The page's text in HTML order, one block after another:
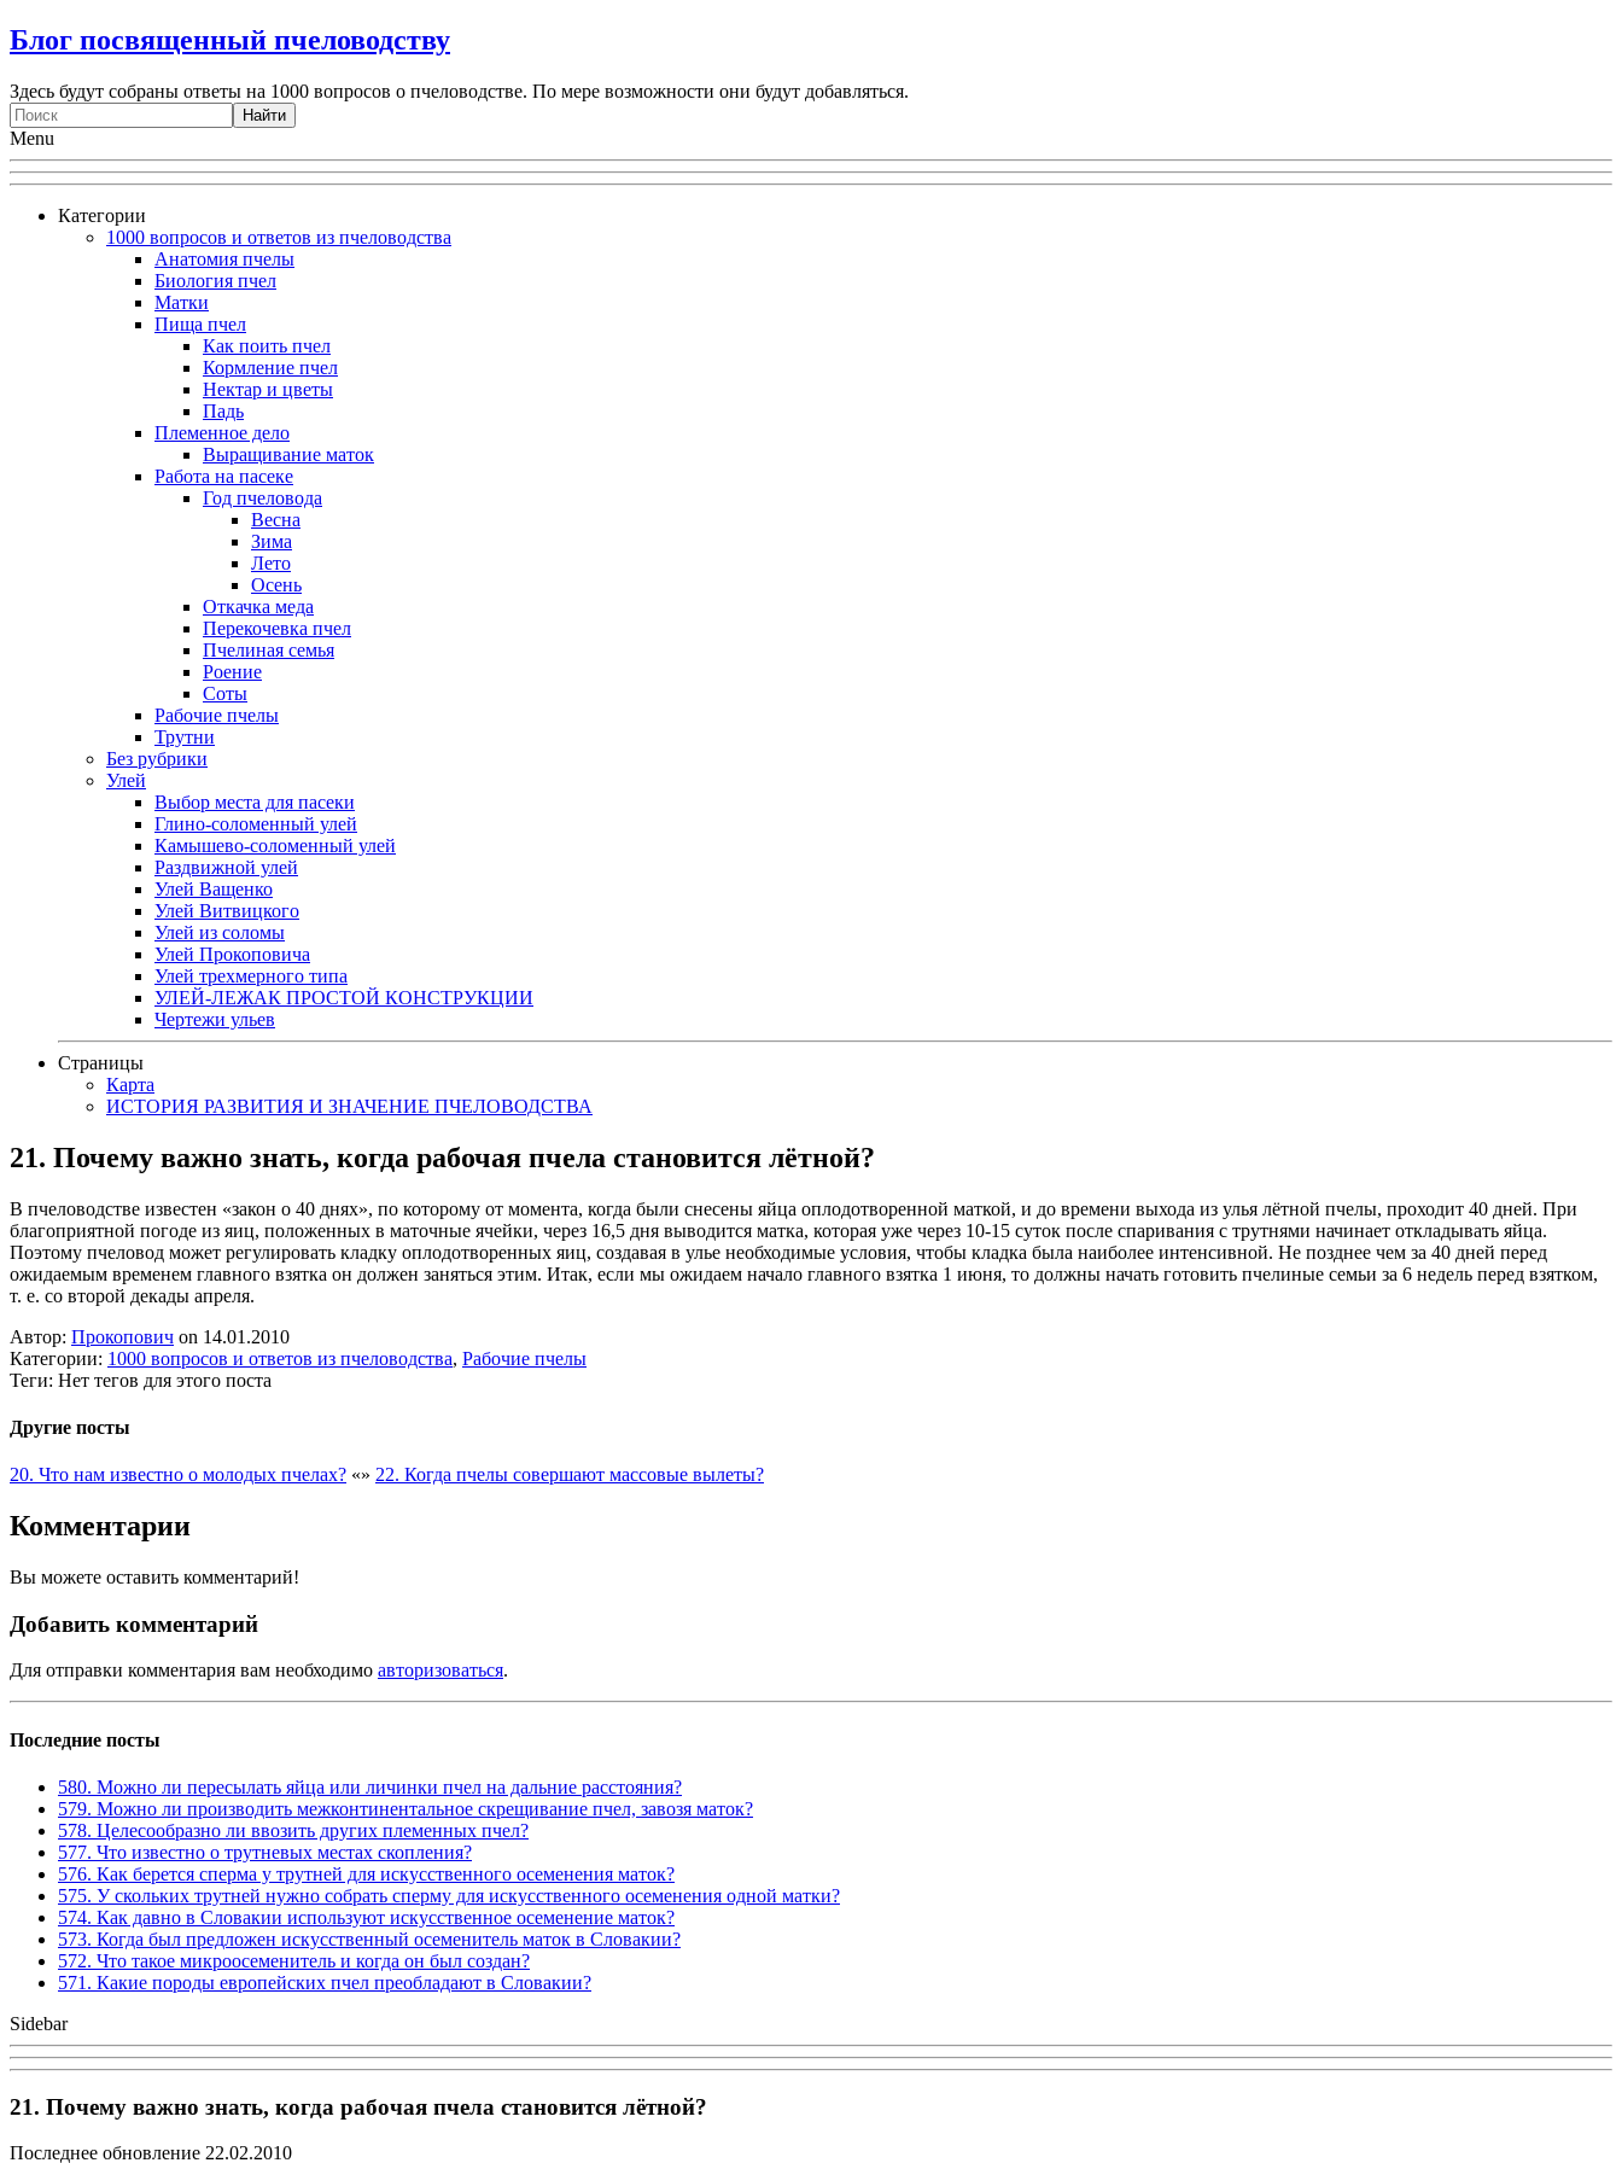
Блог посвященный пчеловодству
Здесь будут собраны ответы на 1000 вопросов о пчеловодстве. По мере возможности они будут добавляться.
Menu
Категории
1000 вопросов и ответов из пчеловодства
Анатомия пчелы
Биология пчел
Матки
Пища пчел
Как поить пчел
Кормление пчел
Нектар и цветы
Падь
Племенное дело
Выращивание маток
Работа на пасеке
Год пчеловода
Весна
Зима
Лето
Осень
Откачка меда
Перекочевка пчел
Пчелиная семья
Роение
Соты
Рабочие пчелы
Трутни
Без рубрики
Улей
Выбор места для пасеки
Глино-соломенный улей
Камышево-соломенный улей
Раздвижной улей
Улей Ващенко
Улей Витвицкого
Улей из соломы
Улей Прокоповича
Улей трехмерного типа
УЛЕЙ-ЛЕЖАК ПРОСТОЙ КОНСТРУКЦИИ
Чертежи ульев
Страницы
Карта
ИСТОРИЯ РАЗВИТИЯ И ЗНАЧЕНИЕ ПЧЕЛОВОДСТВА
21. Почему важно знать, когда рабочая пчела становится лётной?
В пчеловодстве известен «закон о 40 днях», по которому от момента, когда были снесены яйца оплодотворенной маткой, и до времени выхода из улья лётной пчелы, проходит 40 дней. При
благоприятной погоде из яиц, положенных в маточные ячейки, через 16,5 дня выводится матка, которая уже через 10-15 суток после спаривания с трутнями начинает откладывать яйца.
Поэтому пчеловод может регулировать кладку оплодотворенных яиц, создавая в улье необходимые условия, чтобы кладка была наиболее интенсивной. Не позднее чем за 40 дней перед
ожидаемым временем главного взятка он должен заняться этим. Итак, если мы ожидаем начало главного взятка 1 июня, то должны начать готовить пчелиные семьи за 6 недель перед взятком,
т. е. со второй декады апреля.
Автор: Прокопович on 14.01.2010
Категории: 1000 вопросов и ответов из пчеловодства, Рабочие пчелы
Теги: Нет тегов для этого поста
Другие посты
20. Что нам известно о молодых пчелах? «» 22. Когда пчелы совершают массовые вылеты?
Комментарии
Вы можете оставить комментарий!
Добавить комментарий
Для отправки комментария вам необходимо авторизоваться.
Последние посты
580. Можно ли пересылать яйца или личинки пчел на дальние расстояния?
579. Можно ли производить межконтинентальное скрещивание пчел, завозя маток?
578. Целесообразно ли ввозить других племенных пчел?
577. Что известно о трутневых местах скопления?
576. Как берется сперма у трутней для искусственного осеменения маток?
575. У скольких трутней нужно собрать сперму для искусственного осеменения одной матки?
574. Как давно в Словакии используют искусственное осеменение маток?
573. Когда был предложен искусственный осеменитель маток в Словакии?
572. Что такое микроосеменитель и когда он был создан?
571. Какие породы европейских пчел преобладают в Словакии?
Sidebar
21. Почему важно знать, когда рабочая пчела становится лётной?
Последнее обновление 22.02.2010